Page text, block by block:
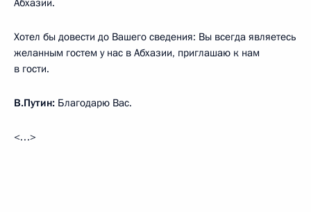
Хотел бы довести до Вашего сведения: Вы всегда являетесь
желанным гостем у нас в Абхазии, приглашаю к нам
в гости.
В.Путин: Благодарю Вас.
<…>